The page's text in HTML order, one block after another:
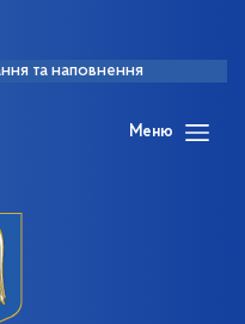
та наповнення
Меню